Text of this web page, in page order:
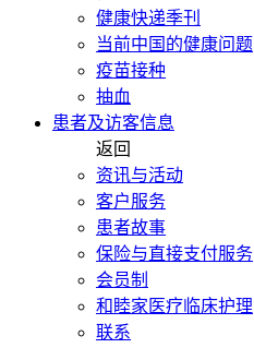
健康快递季刊
当前中国的健康问题
疫苗接种
抽血
患者及访客信息
返回
资讯与活动
客户服务
患者故事
保险与直接支付服务
会员制
和睦家医疗临床护理
联系